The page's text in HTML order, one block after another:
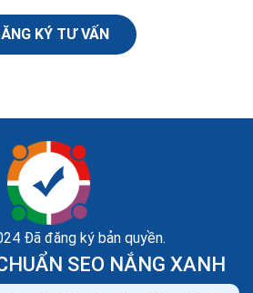
KÝ TƯ VẤN
Đã đăng ký bản quyền.
SEO NẮNG XANH